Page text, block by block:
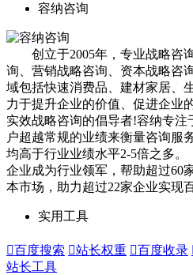
容纳咨询
创立于2005年，专业战略咨
询、营销战略咨询、资本战略咨
域包括快速消费品、建材家居、
力于提升企业的价值、促进企
实效战略咨询的倡导者!容纳专注
户超越常规的业绩来衡量咨询服
均高于行业业绩水平2-5倍之
企业成为行业领军，帮助超过60
本市场，助力超过22家企业实现
实用工具
百度搜索 站长权重 百度收录
站长工具